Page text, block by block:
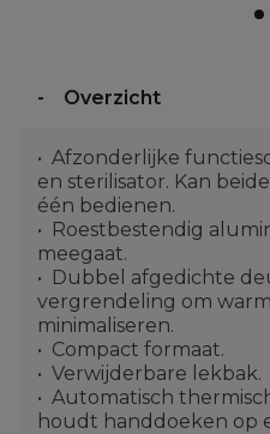
Overzicht
Afzonderlijke
en sterilisator. Kan
één bedienen.
Roestbestendig
meegaat.
Dubbel afgedichte
vergrendeling om
minimaliseren.
Compact formaat.
Verwijderbare lekbak.
Automatisch
houdt handdoeken op